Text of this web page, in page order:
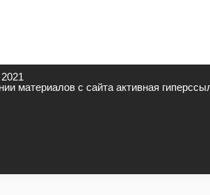
материалов с сайта активная